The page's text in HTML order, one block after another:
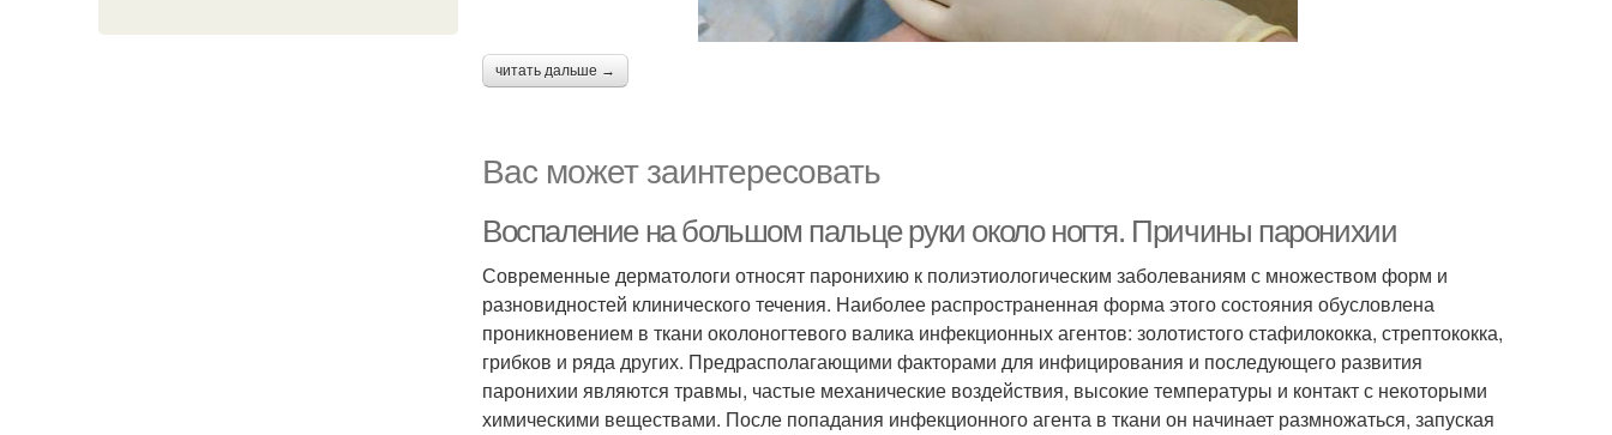
читать дальше →
Вас может заинтересовать
Воспаление на большом пальце руки около ногтя. Причины паронихии
Современные дерматологи относят паронихию к полиэтиологическим заболеваниям с множеством форм и
разновидностей клинического течения. Наиболее распространенная форма этого состояния обусловлена
проникновением в ткани околоногтевого валика инфекционных агентов: золотистого стафилококка, стрептококка,
грибков и ряда других. Предрасполагающими факторами для инфицирования и последующего развития
паронихии являются травмы, частые механические воздействия, высокие температуры и контакт с некоторыми
химическими веществами. После попадания инфекционного агента в ткани он начинает размножаться, запуская